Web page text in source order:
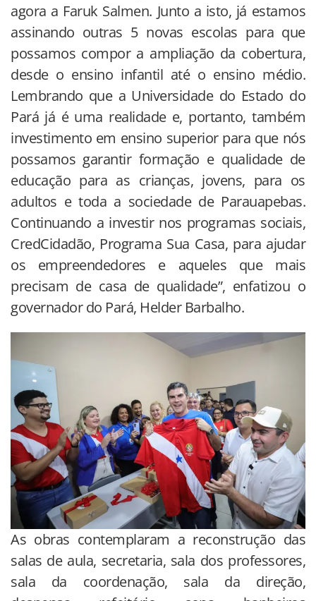
agora a Faruk Salmen. Junto a isto, já estamos
assinando outras 5 novas escolas para que
possamos compor a ampliação da cobertura,
desde o ensino infantil até o ensino médio.
Lembrando que a Universidade do Estado do
Pará já é uma realidade e, portanto, também
investimento em ensino superior para que nós
possamos garantir formação e qualidade de
educação para as crianças, jovens, para os
adultos e toda a sociedade de Parauapebas.
Continuando a investir nos programas sociais,
CredCidadão, Programa Sua Casa, para ajudar
os empreendedores e aqueles que mais
precisam de casa de qualidade”, enfatizou o
governador do Pará, Helder Barbalho.
As obras contemplaram a reconstrução das
salas de aula, secretaria, sala dos professores,
sala da coordenação, sala da direção,